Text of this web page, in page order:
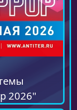
2026"